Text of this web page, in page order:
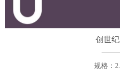
创世纪
规格：